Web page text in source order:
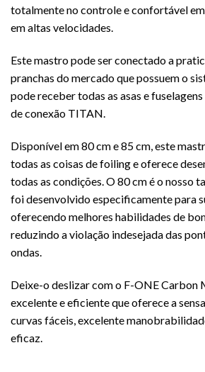
totalmente no controle e confortável
em altas velocidades.
Este mastro pode ser conectado a
pranchas do mercado que possuem o
pode receber todas as asas e
de conexão TITAN.
Disponível em 80 cm e 85 cm, este
todas as coisas de foiling e oferece
todas as condições. O 80 cm é o nosso
foi desenvolvido especificamente para
oferecendo melhores habilidades de
reduzindo a violação indesejada das
ondas.
Deixe-o deslizar com o F-ONE Carbon
excelente e eficiente que oferece a
curvas fáceis, excelente
eficaz.